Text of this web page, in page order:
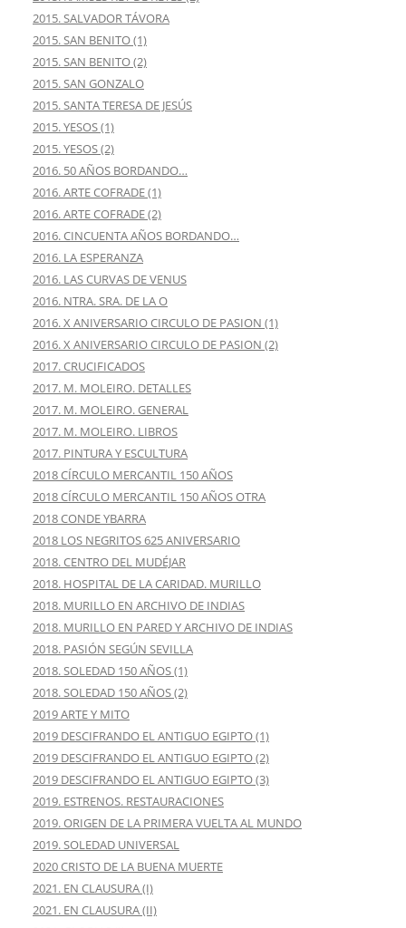
2015. SALVADOR TÁVORA
2015. SAN BENITO (1)
2015. SAN BENITO (2)
2015. SAN GONZALO
2015. SANTA TERESA DE JESÚS
2015. YESOS (1)
2015. YESOS (2)
2016. 50 AÑOS BORDANDO…
2016. ARTE COFRADE (1)
2016. ARTE COFRADE (2)
2016. CINCUENTA AÑOS BORDANDO…
2016. LA ESPERANZA
2016. LAS CURVAS DE VENUS
2016. NTRA. SRA. DE LA O
2016. X ANIVERSARIO CIRCULO DE PASION (1)
2016. X ANIVERSARIO CIRCULO DE PASION (2)
2017. CRUCIFICADOS
2017. M. MOLEIRO. DETALLES
2017. M. MOLEIRO. GENERAL
2017. M. MOLEIRO. LIBROS
2017. PINTURA Y ESCULTURA
2018 CÍRCULO MERCANTIL 150 AÑOS
2018 CÍRCULO MERCANTIL 150 AÑOS OTRA
2018 CONDE YBARRA
2018 LOS NEGRITOS 625 ANIVERSARIO
2018. CENTRO DEL MUDÉJAR
2018. HOSPITAL DE LA CARIDAD. MURILLO
2018. MURILLO EN ARCHIVO DE INDIAS
2018. MURILLO EN PARED Y ARCHIVO DE INDIAS
2018. PASIÓN SEGÚN SEVILLA
2018. SOLEDAD 150 AÑOS (1)
2018. SOLEDAD 150 AÑOS (2)
2019 ARTE Y MITO
2019 DESCIFRANDO EL ANTIGUO EGIPTO (1)
2019 DESCIFRANDO EL ANTIGUO EGIPTO (2)
2019 DESCIFRANDO EL ANTIGUO EGIPTO (3)
2019. ESTRENOS. RESTAURACIONES
2019. ORIGEN DE LA PRIMERA VUELTA AL MUNDO
2019. SOLEDAD UNIVERSAL
2020 CRISTO DE LA BUENA MUERTE
2021. EN CLAUSURA (I)
2021. EN CLAUSURA (II)